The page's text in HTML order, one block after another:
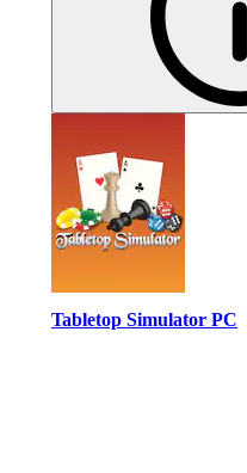
Tabletop Simulator PC